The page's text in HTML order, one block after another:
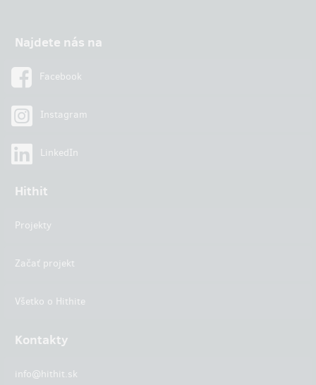
Najdete nás na
Facebook
Instagram
LinkedIn
Hithit
Projekty
Začať projekt
Všetko o Hithite
Kontakty
info@hithit.sk